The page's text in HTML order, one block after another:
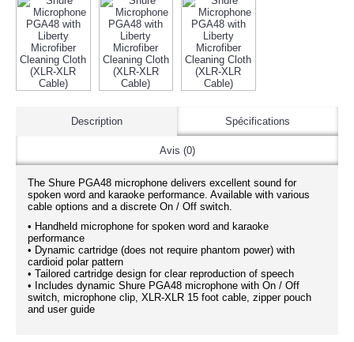
Description Spécifications
Avis (0)
The Shure PGA48 microphone delivers excellent sound for
spoken word and karaoke performance. Available with various
cable options and a discrete On / Off switch.
• Handheld microphone for spoken word and karaoke
performance
• Dynamic cartridge (does not require phantom power) with
cardioid polar pattern
• Tailored cartridge design for clear reproduction of speech
• Includes dynamic Shure PGA48 microphone with On / Off
switch, microphone clip, XLR-XLR 15 foot cable, zipper pouch
and user guide